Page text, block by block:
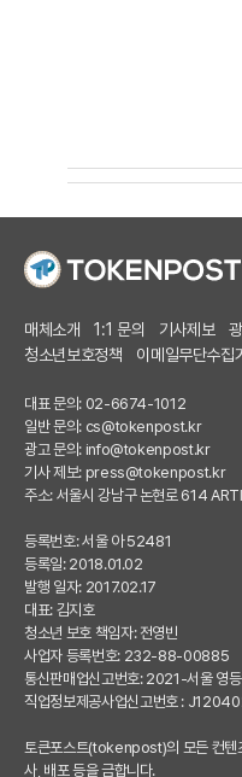
매체소개 1:1 문의 기사제보
청소년보호정책
이메일무단수집
대표 문의: 02-6674-1012
일반 문의: cs@tokenpost.kr
광고 문의: info@tokenpost.kr
기사 제보: press@tokenpost.kr
주소: 서울시 강남구 논현로 614
등록번호: 서울 아 52481
등록일: 2018.01.02
발행 일자: 2017.02.17
대표: 김지호
청소년 보호 책임자: 전영빈
사업자 등록번호: 232-88-00885
통신판매업신고번호: 2021-서울 영
직업정보제공사업신고번호 :
토큰포스트(tokenpost)의 모든 컨텐
사, 배포 등을 금합니다.